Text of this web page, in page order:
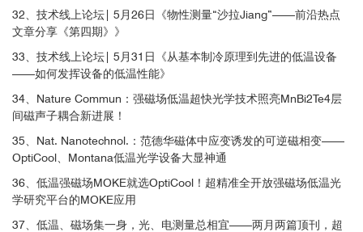
变化；(b)峰值反射率随温度变化；(c) 反射率在不同时间段的演变
32、技术线上论坛| 5月26日《物性测量“沙拉Jiang”——前沿热点
文章分享《第四期》》
33、技术线上论坛| 5月31日《从基本制冷原理到先进的低温设备
——如何发挥设备的低温性能》
34、Nature Commun：强磁场低温超快光学技术照亮MnBi2Te4层
间磁声子耦合新进展！
35、Nat. Nanotechnol.：范德华磁体中应变诱发的可逆磁相变——
OptiCool、Montana低温光学设备大显神通
36、低温强磁场MOKE就选OptiCool！超精准全开放强磁场低温光
学研究平台的MOKE应用
37、低温、磁场集一身，光、电测量总相宜——两月两篇顶刊，超